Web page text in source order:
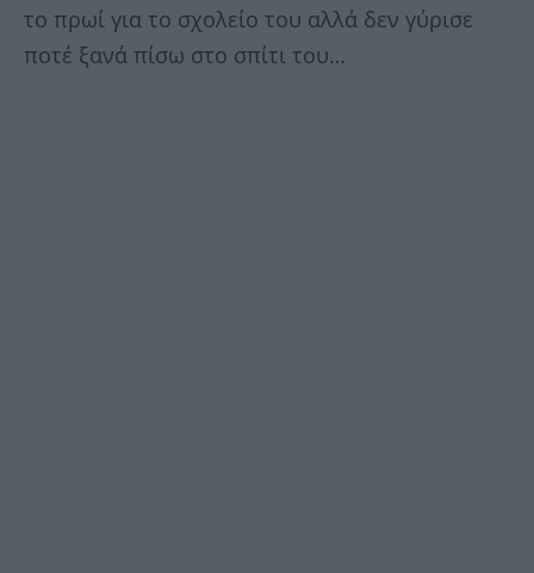
το πρωί για το σχολείο του αλλά δεν γύρισε
ποτέ ξανά πίσω στο σπίτι του…